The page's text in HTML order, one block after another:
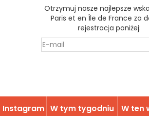
Otrzymuj nasze najlepsze
Paris et en Île de France za
rejestracja poniżej:
Instagram W tym tygodniu W ten